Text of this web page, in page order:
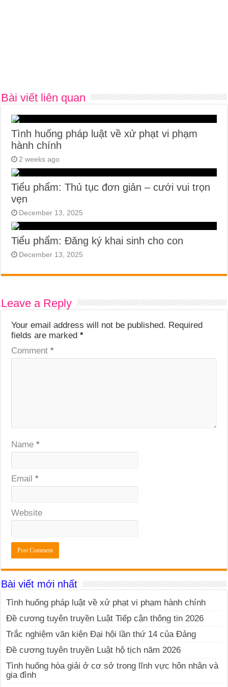
Bài viết liên quan
Tình huống pháp luật về xử phạt vi phạm
hành chính
2 weeks ago
Tiểu phẩm: Thủ tục đơn giản – cưới vui trọn
vẹn
December 13, 2025
Tiểu phẩm: Đăng ký khai sinh cho con
December 13, 2025
Leave a Reply
Your email address will not be published. Required
fields are marked*
Comment*
Name*
Email*
Website
Bài viết mới nhất
Tình huống pháp luật về xử phạt vi phạm hành chính
Đề cương tuyên truyền Luật Tiếp cận thông tin 2026
Trắc nghiệm văn kiện Đại hội lần thứ 14 của Đảng
Đề cương tuyên truyền Luật hộ tịch năm 2026
Tình huống hòa giải ở cơ sở trong lĩnh vực hôn nhân và
gia đình